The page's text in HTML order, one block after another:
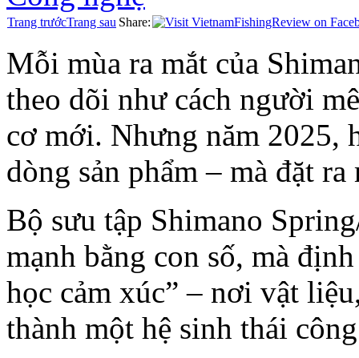
Trang trướcTrang sau Share:
Mỗi mùa ra mắt của
theo dõi như cách người
cơ mới. Nhưng năm 2025,
dòng sản phẩm – mà đặt
Bộ sưu tập Shimano
mạnh bằng con số, mà
học cảm xúc” – nơi vật
thành một hệ sinh thái